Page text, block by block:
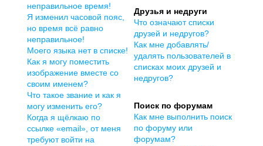
неправильное время!
Я изменил часовой пояс,
но время всё равно
неправильное!
Моего языка нет в списке!
Как я могу поместить
изображение вместе со
своим именем?
Что такое звание и как я
могу изменить его?
Когда я щёлкаю по
ссылке «email», от меня
требуют войти на
Друзья и недруги
Что означают списки
друзей и недругов?
Как мне добавлять/
удалять пользователей в
списках моих друзей и
недругов?
Поиск по форумам
Как мне выполнить поиск
по форуму или
форумам?